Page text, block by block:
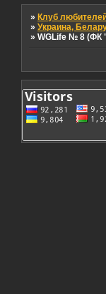
»Клуб
»Украина,
»WGLife № 8 (ФК